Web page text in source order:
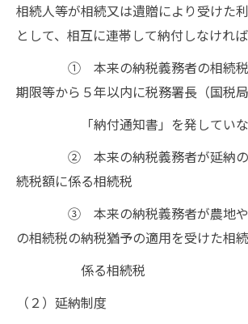
相続人等が相続又は遺贈により受けた
として、相互に連帯して納付しなければ
① 本来の納税義務者の相続税
期限等から５年以内に税務署長（国税局
「納付通知書」を発していな
② 本来の納税義務者が延納の
続税額に係る相続税
③ 本来の納税義務者が農地や
の相続税の納税猶予の適用を受けた相
係る相続税
（２）延納制度